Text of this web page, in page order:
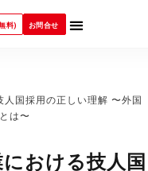
料) お問合せ
国採用の正しい理解 〜外国
は〜
における技人国